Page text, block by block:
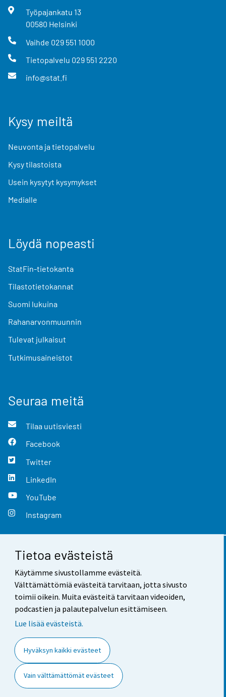
Tietoa evästeistä
Käytämme sivustollamme evästeitä.
Välttämättömiä evästeitä tarvitaan, jotta sivusto
toimii oikein. Muita evästeitä tarvitaan videoiden,
podcastien ja palautepalvelun esittämiseen.
Lue lisää evästeistä.
Hyväksyn kaikki evästeet
Vain välttämättömät evästeet
Työpajankatu 13
00580 Helsinki
Vaihde 029 551 1000
Tietopalvelu 029 551 2220
info@stat.fi
Kysy meiltä
Neuvonta ja tietopalvelu
Kysy tilastoista
Usein kysytyt kysymykset
Medialle
Löydä nopeasti
StatFin-tietokanta
Tilastotietokannat
Suomi lukuina
Rahanarvonmuunnin
Tulevat julkaisut
Tutkimusaineistot
Seuraa meitä
Tilaa uutisviesti
Facebook
Twitter
LinkedIn
YouTube
Instagram
Yhteystiedot
Palaute
Käyttöehdot
Saavutettavuus
Tietoa sivustosta
Evästeasetukset